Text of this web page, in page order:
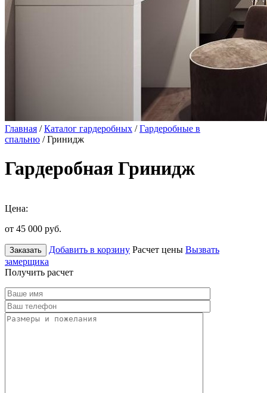
Главная /Каталог гардеробных /Гардеробные в
спальню / Гринидж
Гардеробная Гринидж
Цена:
от 45 000 руб.
Заказать Добавить в корзину Расчет цены Вызвать
замерщика
Получить расчет